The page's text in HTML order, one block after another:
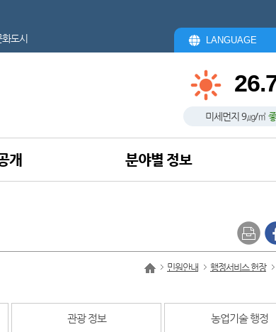
도시 LANGUAGE
미세먼지9㎍/㎥
개 분야별 정보
민원안내 행정서비스 헌장
관광 정보 농업기술 행정